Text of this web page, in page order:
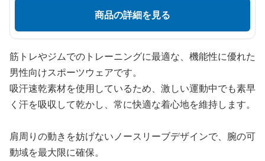
商品の詳細を見る
筋トレやジムでのトレーニングに最適な、機能性に優れた
男性向けスポーツウェアです。
吸汗速乾素材を使用しているため、激しい運動中でも素早
く汗を吸収して乾かし、常に快適な着心地を維持します。
肩周りの動きを妨げないノースリーブデザインで、腕の可
動域を最大限に確保。